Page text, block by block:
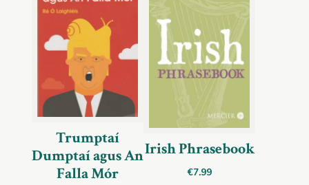
Trumptaí
Dumptaí agus An
Falla Mór
Irish Phrasebook
€7.99